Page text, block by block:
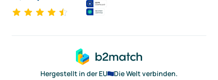
Hergestellt in der EU
Die Welt verbinden.